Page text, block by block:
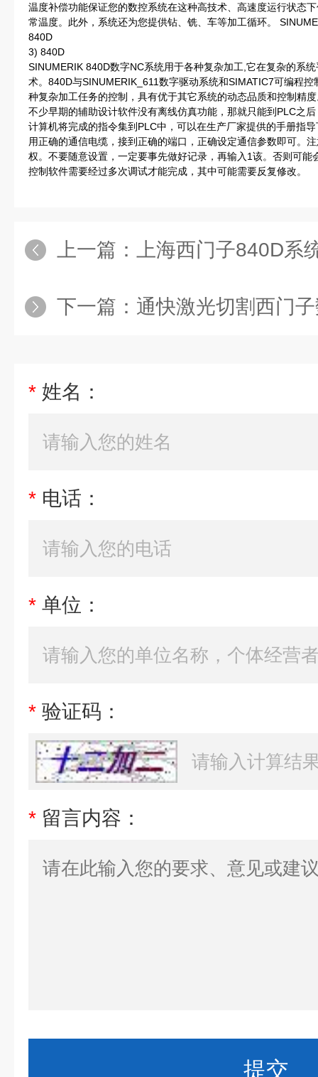
温度补偿功能保证您的数控系统在这种高技术、高速度运行状态
常温度。此外，系统还为您提供钻、铣、车等加工循环。
840D
3) 840D
SINUMERIK 840D数字NC系统用于各种复杂加工,它在复杂的系
术。840D与SINUMERIK_611数字驱动系统和SIMATIC7可编程
种复杂加工任务的控制，具有优于其它系统的动态品质和控制精
不少早期的辅助设计软件没有离线仿真功能，那就只能到PLC之
计算机将完成的指令集到PLC中，可以在生产厂家提供的手册指
用正确的通信电缆，接到正确的端口，正确设定通信参数即可。
权。不要随意设置，一定要事先做好记录，再输入1该。否则可
控制软件需要经过多次调试才能完成，其中可能需要反复修改。
上一篇： 上海西门子840D系统龙门铣伺服
下一篇： 通快激光切割西门子数
* 姓名：
* 电话：
* 单位：
* 验证码：
* 留言内容：